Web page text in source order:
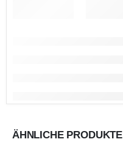
ÄHNLICHE PRODUKTE